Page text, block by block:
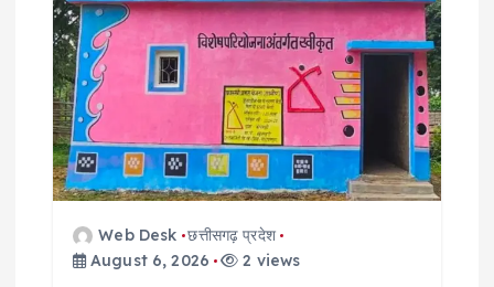
o
n
Web Desk छत्तीसगढ़ प्रदेश
August 6, 2026
2 views